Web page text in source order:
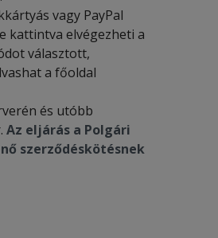
vagy PayPal
kattintva elvégezheti a
választott,
a főoldal
és utóbb
Az eljárás a Polgári
szerződéskötésnek